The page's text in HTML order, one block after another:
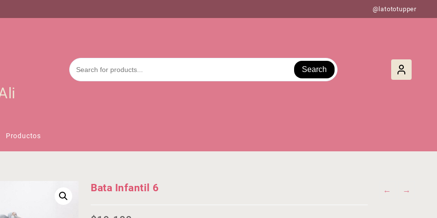
@latototupper
Search
Productos
← →
Bata Infantil 6